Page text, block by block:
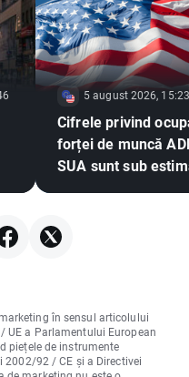
5 august 2026, 15:23
Cifrele privind
forței de muncă
SUA sunt sub
în sensul articolului
a Parlamentului European
piețele de instrumente
2002/92 / CE și a Directivei